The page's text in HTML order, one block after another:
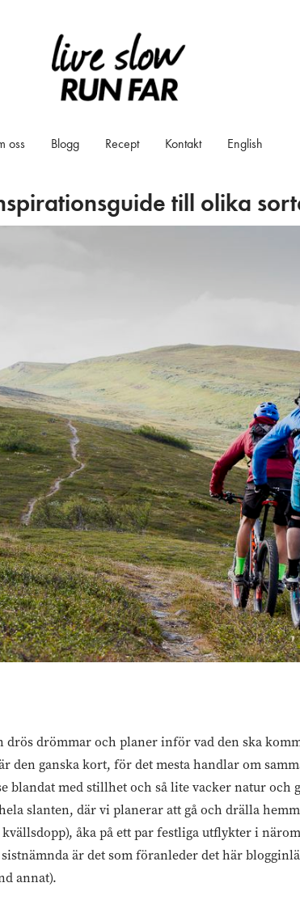
oss Blogg Recept Kontakt English
till olika
drös drömmar och planer inför vad den ska
den ganska kort, för det mesta handlar om
blandat med stillhet och så lite vacker natur och
slanten, där vi planerar att gå och drälla
åka på ett par festliga utflykter i
är det som föranleder det här
annat).